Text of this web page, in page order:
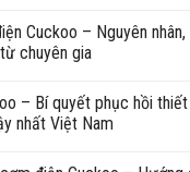
Cuckoo – Nguyên
chuyên gia
– Bí quyết phục hồi
nhất Việt Nam